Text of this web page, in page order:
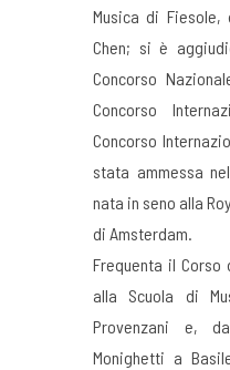
Musica di Fiesole,
Chen; si è
Concorso
Concorso
Concorso
stata ammessa
nata in seno alla
di Amsterdam.
Frequenta il
alla Scuola di
Provenzani e,
Monighetti a